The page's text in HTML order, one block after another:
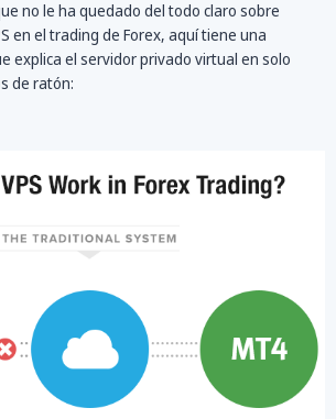
no le ha quedado del todo claro sobre
en el trading de Forex, aquí tiene una
explica el servidor privado virtual en solo
de ratón: